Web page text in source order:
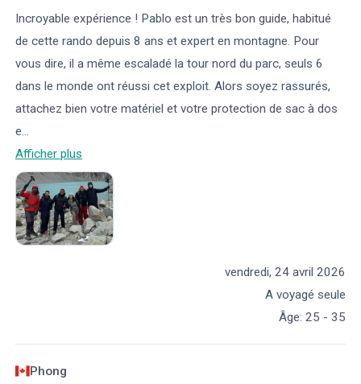
Incroyable expérience ! Pablo est un très bon guide, habitué
de cette rando depuis 8 ans et expert en montagne. Pour
vous dire, il a même escaladé la tour nord du parc, seuls 6
dans le monde ont réussi cet exploit. Alors soyez rassurés,
attachez bien votre matériel et votre protection de sac à dos
e...
Afficher plus
vendredi, 24 avril 2026
A voyagé seule
Âge: 25 - 35
Phong